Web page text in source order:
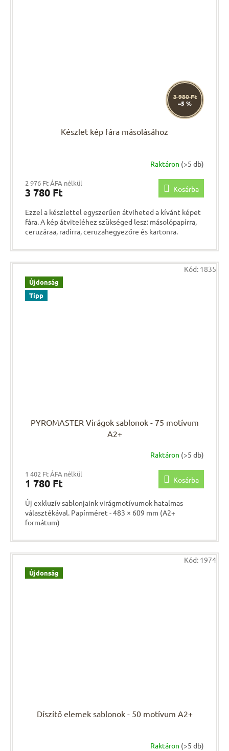
3 980 Ft
–5 %
Készlet kép fára másolásához
Raktáron (>5 db)
2 976 Ft ÁFA nélkül
3 780 Ft Kosárba
Ezzel a készlettel egyszerűen átviheted a kívánt képet
fára. A kép átviteléhez szükséged lesz: másolópapírra,
ceruzáraa, radírra, ceruzahegyezőre és kartonra.
Újdonság
Tipp
PYROMASTER Virágok sablonok - 75 motívum
A2+
Raktáron (>5 db)
1 402 Ft ÁFA nélkül
1 780 Ft Kosárba
Új exkluzív sablonjaink virágmotívumok hatalmas
választékával. Papírméret - 483 × 609 mm (A2+
formátum)
Kód: 1835
Újdonság
Díszítő elemek sablonok - 50 motívum A2+
Raktáron (>5 db)
Kód: 1974